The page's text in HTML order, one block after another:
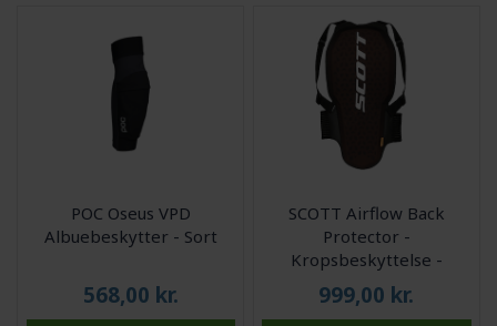
POC Oseus VPD
Albuebeskytter - Sort
568,00 kr.
SCOTT Airflow Back
Protector -
Kropsbeskyttelse -
Sort/Hvid
999,00 kr.